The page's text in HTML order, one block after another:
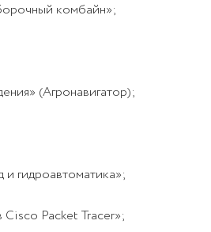
комбайн»;
(Агронавигатор);
и гидроавтоматика»;
Packet Tracer»;